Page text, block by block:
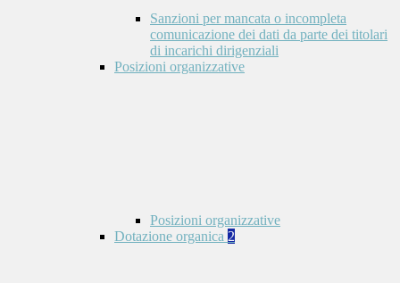
Sanzioni per mancata o incompleta
comunicazione dei dati da parte dei titolari
di incarichi dirigenziali
Posizioni organizzative
Posizioni organizzative
Dotazione organica 2